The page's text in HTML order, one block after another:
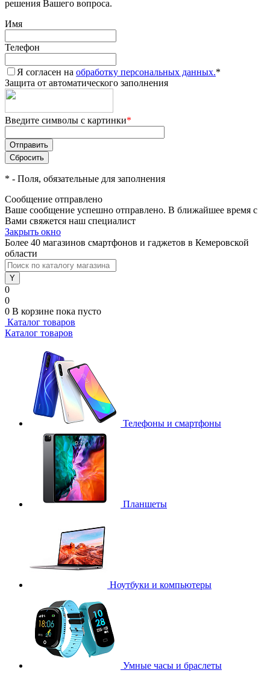
решения Вашего вопроса.
Имя
Телефон
Я согласен на обработку персональных данных.*
Защита от автоматического заполнения
Введите символы с картинки*
* - Поля, обязательные для заполнения
Сообщение отправлено
Ваше сообщение успешно отправлено. В ближайшее время с
Вами свяжется наш специалист
Закрыть окно
Более 40 магазинов смартфонов и гаджетов в Кемеровской
области
0
0
0 В корзине пока пусто
Каталог товаров
Каталог товаров
Телефоны и смартфоны
Планшеты
Ноутбуки и компьютеры
Умные часы и браслеты